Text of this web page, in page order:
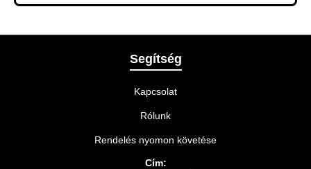
legmegfelelőbb szállítási módot.
Segítség
Kapcsolat
Rólunk
Rendelés nyomon követése
Cím: